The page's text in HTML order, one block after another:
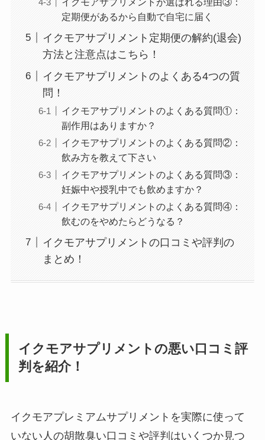
定期便があるから自動で自宅に届く
イクモアサプリメント定期便の解約(退会)
方法と注意点はこちら！
イクモアサプリメントのよくある4つの質
問！
イクモアサプリメントのよくある質問①：
副作用はありますか？
イクモアサプリメントのよくある質問②：
飲み方を教えて下さい
イクモアサプリメントのよくある質問③：
妊娠中や授乳中でも飲めますか？
イクモアサプリメントのよくある質問④：
飲むのをやめたらどうなる？
イクモアサプリメントの口コミや評判の
まとめ！
イクモアサプリメントの悪い口コミ評
判を紹介！
イクモアプレミアムサプリメントを実際に使って
いない人の胡散臭い口コミや評判はいくつか見つ